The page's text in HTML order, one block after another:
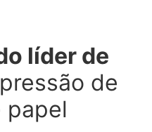
líder de
de
papel